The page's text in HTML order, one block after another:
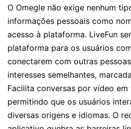
O Omegle não exige nenhum
informações pessoais como
acesso à plataforma. LiveFun
plataforma para os usuários
conectarem com outras
interesses semelhantes,
Facilita conversas por vídeo em
permitindo que os usuários
diversas origens e idiomas. O